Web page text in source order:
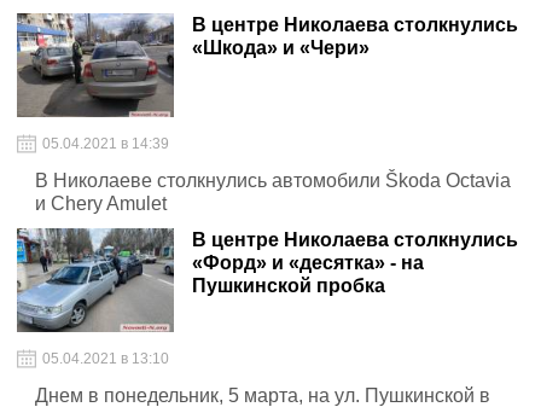
В центре Николаева столкнулись
«Шкода» и «Чери»
05.04.2021 в 14:39
В Николаеве столкнулись автомобили Škoda Octavia
и Chery Amulet
В центре Николаева столкнулись
«Форд» и «десятка» - на
Пушкинской пробка
05.04.2021 в 13:10
Днем в понедельник, 5 марта, на ул. Пушкинской в